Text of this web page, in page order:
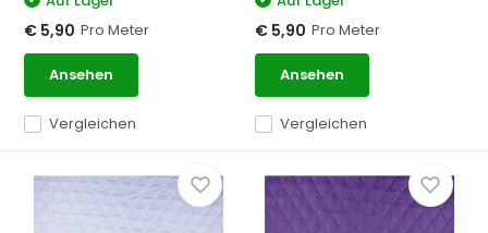
Vergleichen
€ 5,90 Pro Meter
Ansehen
Vergleichen
€ 5,90 Pro Meter
Ansehen